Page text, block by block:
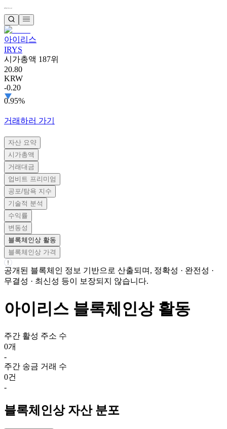
아이리스
IRYS
시가총액 187위
20.80
KRW
-0.20
0.95%
거래하러 가기
자산 요약
시가총액
거래대금
업비트 프리미엄
공포/탐욕 지수
기술적 분석
수익률
변동성
블록체인상 활동
블록체인상 가격
공개된 블록체인 정보 기반으로 산출되며, 정확성 · 완전성 ·
무결성 · 최신성 등이 보장되지 않습니다.
아이리스 블록체인상 활동
주간 활성 주소 수
0개
-
주간 송금 거래 수
0건
-
블록체인상 자산 분포